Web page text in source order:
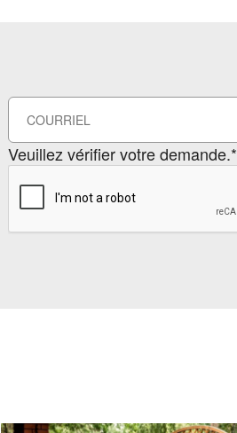
Veuillez vérifier votre demande.*